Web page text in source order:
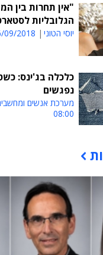
"אין תחרות בין
הגלובליות
יוסי הטוני 2018 17:51
כלכלה בג'ינס:
נפגשים
מערכת אנשים
08:00